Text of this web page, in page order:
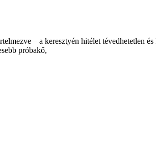
– a keresztyén hitélet tévedhetetlen
próbakő,